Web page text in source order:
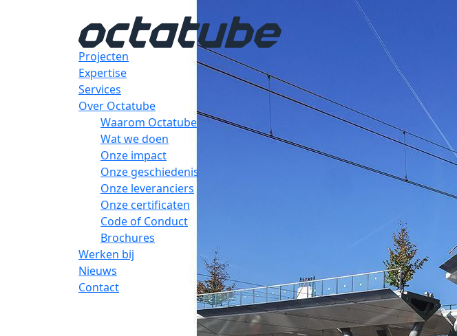
Projecten
Expertise
Services
Over Octatube
Waarom Octatube
Wat we doen
Onze impact
Onze geschiedenis
Onze leveranciers
Onze certificaten
Code of Conduct
Brochures
Werken bij
Nieuws
Contact